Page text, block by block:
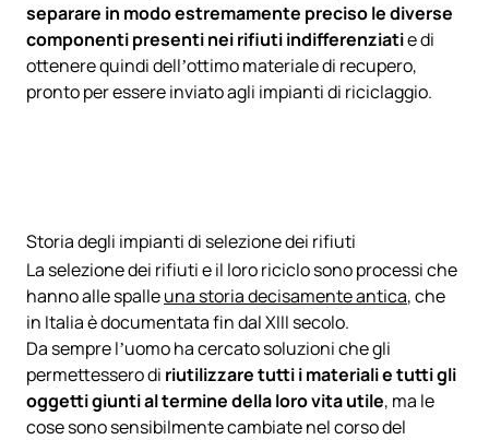
separare in modo estremamente preciso le diverse
componenti presenti nei rifiutiindifferenziatie di
ottenere quindi dell’ottimo materiale di recupero,
pronto per essere inviato agli impianti di riciclaggio.
Storia degli impianti di selezione dei rifiuti
La selezione dei rifiuti e il loro riciclo sono processi che
hanno alle spalleuna storia decisamente antica, che
in Italia è documentata fin dal XIII secolo.
Da sempre l’uomo ha cercato soluzioni che gli
permettessero di riutilizzare tutti i materiali e tutti gli
oggetti giunti al termine della loro vita utile, ma le
cose sono sensibilmente cambiate nel corso del